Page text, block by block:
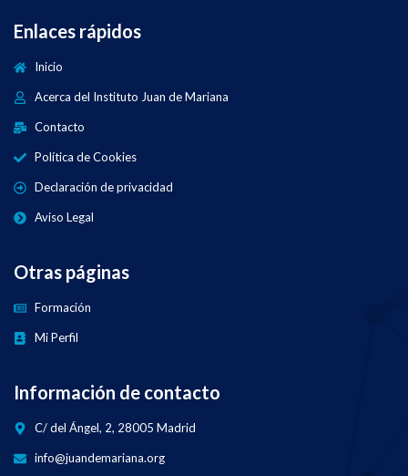
Enlaces rápidos
Inicio
Acerca del Instituto Juan de Mariana
Contacto
Política de Cookies
Declaración de privacidad
Aviso Legal
Otras páginas
Formación
Mi Perfil
Información de contacto
C/ del Ángel, 2, 28005 Madrid
info@juandemariana.org